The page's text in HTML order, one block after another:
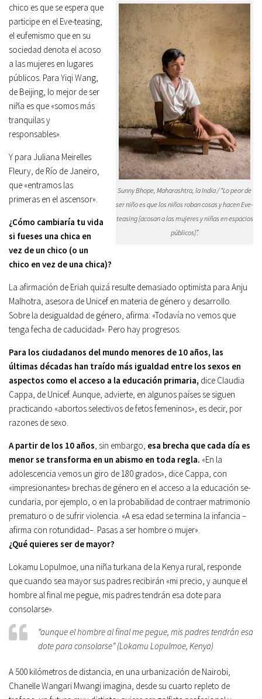
Sunny Bhope, Maharashtra, la India / “Lo peor de
ser niño es que los niños roban cosas y hacen Eve-
teasing [acosan a las mujeres y niñas en espacios
públicos]”.
chico es que se espera que
participe en el Eve-teasing,
el eufemismo que en su
sociedad denota el acoso
a las mujeres en lugares
públicos. Para Yiqi Wang,
de Beijing, lo mejor de ser
niña es que «somos más
tranquilas y
responsables».
Y para Juliana Meirelles
Fleury, de Río de Janeiro,
que «entramos las
primeras en el ascensor».
¿Cómo cambiaría tu vida
si fueses una chica en
vez de un chico (o un
chico en vez de una chica)?
La afirmación de Eriah quizá resulte demasiado optimista para Anju
Malhotra, asesora de Unicef en materia de género y desarrollo.
Sobre la desi­gualdad de género, afirma: «Todavía no vemos que
tenga fecha de caducidad». Pero hay progresos.
Para los ciudadanos del mundo menores de 10 años, las
últimas décadas han traído más igualdad entre los sexos en
aspectos como el acceso a la educación primaria, dice Claudia
Cappa, de Unicef. Aunque, advierte, en algunos países se siguen
practicando «abortos selectivos de fetos femeninos», es decir, por
razones de sexo.
A partir de los 10 años, sin embargo, esa brecha que cada día es
menor se transforma en un abismo en toda regla. «En la
adolescencia vemos un giro de 180 grados», dice Cappa, con
«impresionantes» brechas de género en el acceso a la educación se­
cundaria, por ejemplo, o en la probabilidad de contraer matrimonio
prematuro o de sufrir violencia. «A esa edad se termina la infancia –
afirma con rotundidad–. Pasas a ser hombre o mujer».
¿Qué quieres ser de mayor?
Lokamu Lopulmoe, una niña turkana de la Kenya rural, responde
que cuando sea mayor sus padres recibirán «mi precio, y aunque el
hombre al final me pegue, mis padres tendrán esa dote para
consolarse».
“aunque el hombre al final me pegue, mis padres tendrán esa
dote para consolarse” (Lokamu Lopulmoe, Kenya)
A 500 kilómetros de distancia, en una urbanización de Nairobi,
Chanelle Wangari Mwangi imagina, desde su cuarto repleto de